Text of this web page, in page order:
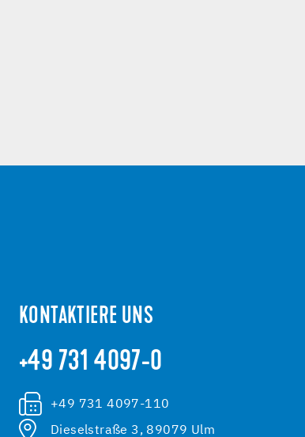
KONTAKTIERE UNS
+49 731 4097-0
+49 731 4097-110
Dieselstraße 3, 89079 Ulm